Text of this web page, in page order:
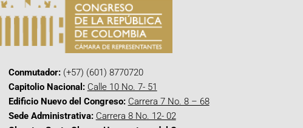
Conmutador:(+57) (601) 8770720
Capitolio Nacional: Calle 10 No. 7- 51
Edificio Nuevo del Congreso: Carrera 7 No. 8 – 68
Sede Administrativa: Carrera 8 No. 12- 02